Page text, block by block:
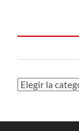
Categorías